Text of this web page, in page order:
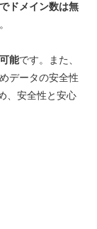
ドメイン数は無
能です。また、
データの安全性
、安全性と安心